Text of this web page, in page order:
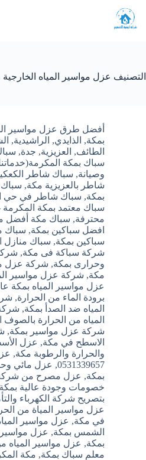
إلى
المحتوى
التصنيف عزل مواسير المياه
أفضل طرق عزل مواسير
بمكة, الذايدي, الراشيدية,
الطائف, العزيزية, جدة,
وصيانة, سباك شاطر
شاطر بالعزيزية مكة,
بمكة, سباك شاطر في حي
سباك معتمد بمكة
محترفة, سباك مكة أفضل
افضل سباكين بمكة, سباك
سباكين بمكة, سباك منازل
شركة سباكة فى مكة,
وحرارى بمكة, شركة عزل
مكة, شركة عزل مواسير
عزل مواسير المياه بمكة
برودة الماء من الحرارة,
المياه ضد الصدأ بمكة,
المياه من الحرارة
شركة عزل مواسير بمكة,
الاسطح في مكة, عزل
والحرارة والرطوبة مكة,
0531339657
, عزل مائي
بمكة, عزل مصرح من شركة
خصومات وجودة عالية بمكة
بتصريح شركة الكهرباء
عزل مواسير المياة من
في مكة, عزل مواسير
الشمس بمكة, عزل مواسير
بمكة, عزل مواسير المياه
معلم سباك بمكة, مكة